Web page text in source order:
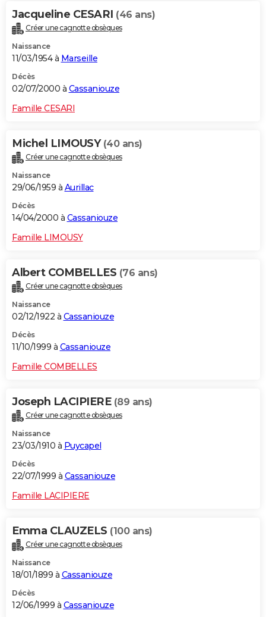
Jacqueline CESARI (46 ans)
Créer une cagnotte obsèques
Naissance
11/03/1954 à Marseille
Décès
02/07/2000 à Cassaniouze
Famille CESARI
Michel LIMOUSY (40 ans)
Créer une cagnotte obsèques
Naissance
29/06/1959 à Aurillac
Décès
14/04/2000 à Cassaniouze
Famille LIMOUSY
Albert COMBELLES (76 ans)
Créer une cagnotte obsèques
Naissance
02/12/1922 à Cassaniouze
Décès
11/10/1999 à Cassaniouze
Famille COMBELLES
Joseph LACIPIERE (89 ans)
Créer une cagnotte obsèques
Naissance
23/03/1910 à Puycapel
Décès
22/07/1999 à Cassaniouze
Famille LACIPIERE
Emma CLAUZELS (100 ans)
Créer une cagnotte obsèques
Naissance
18/01/1899 à Cassaniouze
Décès
12/06/1999 à Cassaniouze